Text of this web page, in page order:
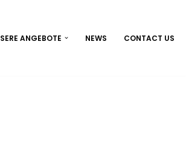
ANGEBOTE NEWS CONTACT US